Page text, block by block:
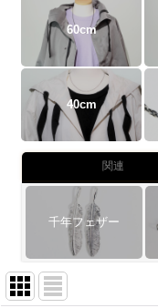
60cm
40cm
関連
千年フェザー